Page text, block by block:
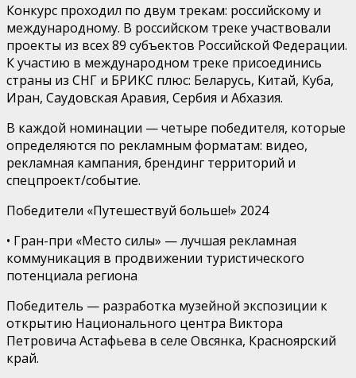
Конкурс проходил по двум трекам: российскому и
международному. В российском треке участвовали
проекты из всех 89 субъектов Российской Федерации.
К участию в международном треке присоединись
страны из СНГ и БРИКС плюс: Беларусь, Китай, Куба,
Иран, Саудовская Аравия, Сербия и Абхазия.
В каждой номинации — четыре победителя, которые
определяются по рекламным форматам: видео,
рекламная кампания, брендинг территорий и
спецпроект/событие.
Победители «Путешествуй больше!» 2024
• Гран-при «Место силы» — лучшая рекламная
коммуникация в продвижении туристического
потенциала региона
Победитель — разработка музейной экспозиции к
открытию Национального центра Виктора
Петровича Астафьева в селе Овсянка, Красноярский
край.